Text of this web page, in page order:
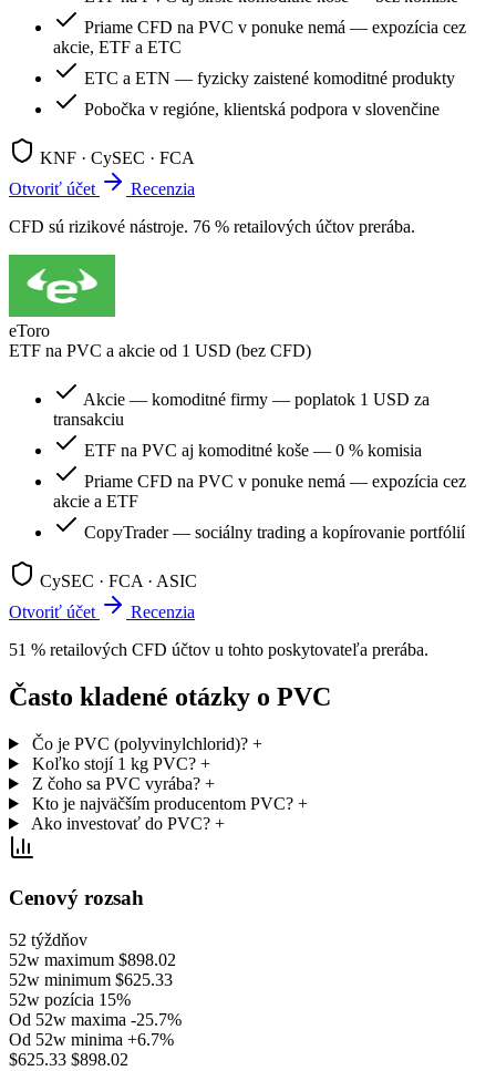
Priame CFD na PVC v ponuke nemá — expozícia cez
akcie, ETF a ETC
ETC a ETN — fyzicky zaistené komoditné produkty
Pobočka v regióne, klientská podpora v slovenčine
KNF · CySEC · FCA
Otvoriť účet
Recenzia
CFD sú rizikové nástroje. 76 % retailových účtov prerába.
eToro
ETF na PVC a akcie od 1 USD (bez CFD)
Akcie — komoditné firmy — poplatok 1 USD za
transakciu
ETF na PVC aj komoditné koše — 0 % komisia
Priame CFD na PVC v ponuke nemá — expozícia cez
akcie a ETF
CopyTrader — sociálny trading a kopírovanie portfólií
CySEC · FCA · ASIC
Otvoriť účet
Recenzia
51 % retailových CFD účtov u tohto poskytovateľa prerába.
Často kladené otázky o PVC
Čo je PVC (polyvinylchlorid)? +
Koľko stojí 1 kg PVC? +
Z čoho sa PVC vyrába? +
Kto je najväčším producentom PVC? +
Ako investovať do PVC? +
Cenový rozsah
52 týždňov
52w maximum $898.02
52w minimum $625.33
52w pozícia 15%
Od 52w maxima -25.7%
Od 52w minima +6.7%
$625.33 $898.02